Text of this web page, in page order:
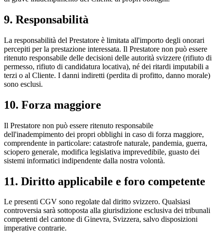
9. Responsabilità
La responsabilità del Prestatore è limitata all'importo degli onorari
percepiti per la prestazione interessata. Il Prestatore non può essere
ritenuto responsabile delle decisioni delle autorità svizzere (rifiuto di
permesso, rifiuto di candidatura locativa), né dei ritardi imputabili a
terzi o al Cliente. I danni indiretti (perdita di profitto, danno morale)
sono esclusi.
10. Forza maggiore
Il Prestatore non può essere ritenuto responsabile
dell'inadempimento dei propri obblighi in caso di forza maggiore,
comprendente in particolare: catastrofe naturale, pandemia, guerra,
sciopero generale, modifica legislativa imprevedibile, guasto dei
sistemi informatici indipendente dalla nostra volontà.
11. Diritto applicabile e foro competente
Le presenti CGV sono regolate dal diritto svizzero. Qualsiasi
controversia sarà sottoposta alla giurisdizione esclusiva dei tribunali
competenti del cantone di Ginevra, Svizzera, salvo disposizioni
imperative contrarie.